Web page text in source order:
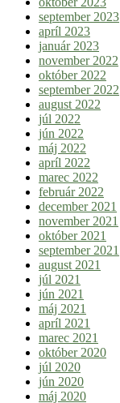
september 2023
apríl 2023
január 2023
november 2022
október 2022
september 2022
august 2022
júl 2022
jún 2022
máj 2022
apríl 2022
marec 2022
február 2022
december 2021
november 2021
október 2021
september 2021
august 2021
júl 2021
jún 2021
máj 2021
apríl 2021
marec 2021
október 2020
júl 2020
jún 2020
máj 2020